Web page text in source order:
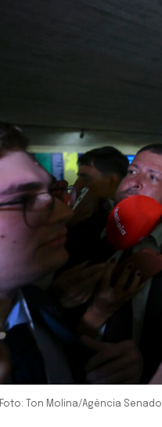
Foto: Ton Molina/Agência Senado